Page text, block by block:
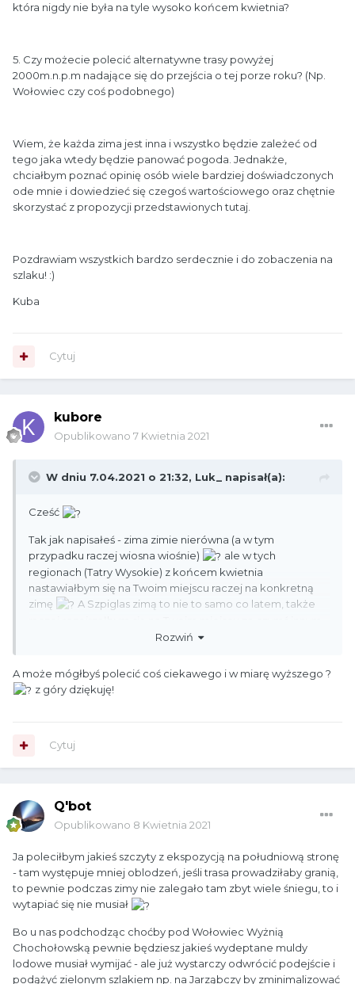
która nigdy nie była na tyle wysoko końcem kwietnia?
5. Czy możecie polecić alternatywne trasy powyżej
2000m.n.p.m nadające się do przejścia o tej porze roku? (Np.
Wołowiec czy coś podobnego)
Wiem, że każda zima jest inna i wszystko będzie zależeć od
tego jaka wtedy będzie panować pogoda. Jednakże,
chciałbym poznać opinię osób wiele bardziej doświadczonych
ode mnie i dowiedzieć się czegoś wartościowego oraz chętnie
skorzystać z propozycji przedstawionych tutaj.
Pozdrawiam wszystkich bardzo serdecznie i do zobaczenia na
szlaku! :)
Kuba
Cytuj
kubore
Opublikowano 7 Kwietnia 2021
W dniu 7.04.2021 o 21:32, Luk_ napisał(a):
Cześć
Tak jak napisałeś - zima zimie nierówna (a w tym
przypadku raczej wiosna wiośnie)
ale w tych
regionach (Tatry Wysokie) z końcem kwietnia
nastawiałbym się na Twoim miejscu raczej na konkretną
zimę
A Szpiglas zimą to nie to samo co latem, także
Rozwiń
A może mógłbyś polecić coś ciekawego i w miarę wyższego ?
z góry dziękuję!
Cytuj
Q'bot
Opublikowano 8 Kwietnia 2021
Ja poleciłbym jakieś szczyty z ekspozycją na południową stronę
- tam występuje mniej oblodzeń, jeśli trasa prowadziłaby granią,
to pewnie podczas zimy nie zalegało tam zbyt wiele śniegu, to i
wytapiać się nie musiał
Bo u nas podchodząc choćby pod Wołowiec Wyżnią
Chochołowską pewnie będziesz jakieś wydeptane muldy
lodowe musiał wymijać - ale już wystarczy odwrócić podejście i
podążyć zielonym szlakiem np. na Jarząbczy by zminimalizować